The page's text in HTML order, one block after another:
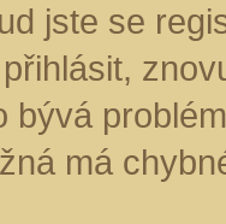
jste se
bývá
má